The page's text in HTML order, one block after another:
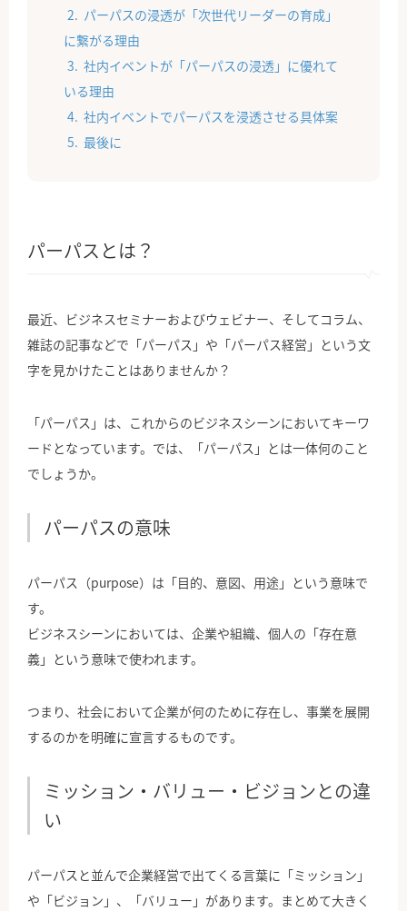
パーパスの浸透が「次世代リーダーの育成」
に繋がる理由
社内イベントが「パーパスの浸透」に優れて
いる理由
社内イベントでパーパスを浸透させる具体案
最後に
パーパスとは？
最近、ビジネスセミナーおよびウェビナー、そしてコラム、
雑誌の記事などで「パーパス」や「パーパス経営」という文
字を見かけたことはありませんか？
「パーパス」は、これからのビジネスシーンにおいてキーワ
ードとなっています。では、「パーパス」とは一体何のこと
でしょうか。
パーパスの意味
パーパス（purpose）は「目的、意図、用途」という意味で
す。
ビジネスシーンにおいては、企業や組織、個人の「存在意
義」という意味で使われます。
つまり、社会において企業が何のために存在し、事業を展開
するのかを明確に宣言するものです。
ミッション・バリュー・ビジョンとの違
い
パーパスと並んで企業経営で出てくる言葉に「ミッション」
や「ビジョン」、「バリュー」があります。まとめて大きく